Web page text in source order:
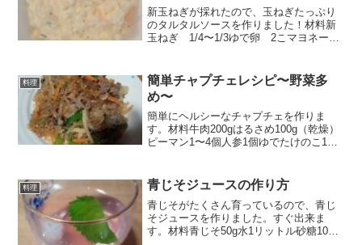
新玉ねぎが採れたので、玉ねぎたっぷり
のタルタルソースを作りました！材料新
玉ねぎ 1/4〜1/3ゆで卵 2こマヨネー
したあとは、しっかりと水切りをしてく
ださい。キッチン...
料理
簡単チャプチェレシピ〜野菜多
め〜
簡単にヘルシーなチャプチェを作りま
す。材料牛肉200gはるさめ100g（乾燥）
ピーマン1〜4個人参1個ゆでたけのこ1袋
砂糖大さじ1すりごま大さじ1にんにく1か
け②は...
料理 青じそジュースの作り方
青じそがたくさん育っているので、青じ
そジュースを作りました。すぐ出来ま
す。材料青じそ50g水1リットル砂糖100g